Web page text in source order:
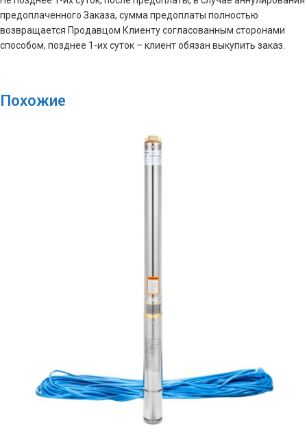
предоплаченного Заказа, сумма предоплаты полностью
возвращается Продавцом Клиенту согласованным сторонами
способом, позднее 1-их суток – клиент обязан выкупить заказ.
Похожие